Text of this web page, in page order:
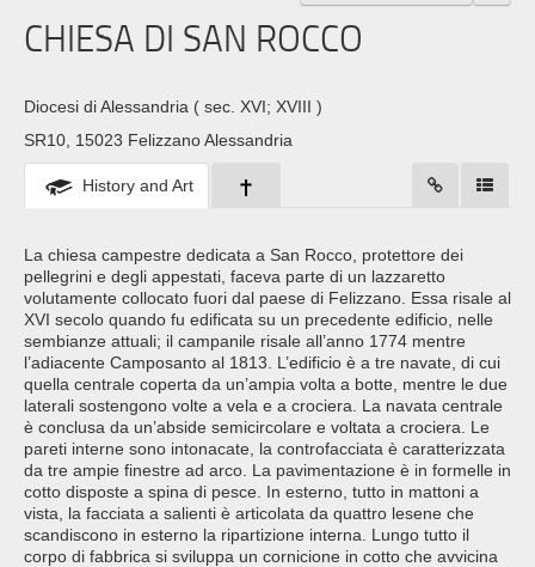
CHIESA DI SAN ROCCO
Diocesi di Alessandria ( sec. XVI; XVIII )
SR10, 15023 Felizzano Alessandria
History and Art
La chiesa campestre dedicata a San Rocco, protettore dei
pellegrini e degli appestati, faceva parte di un lazzaretto
volutamente collocato fuori dal paese di Felizzano. Essa risale al
XVI secolo quando fu edificata su un precedente edificio, nelle
sembianze attuali; il campanile risale all’anno 1774 mentre
l’adiacente Camposanto al 1813. L’edificio è a tre navate, di cui
quella centrale coperta da un’ampia volta a botte, mentre le due
laterali sostengono volte a vela e a crociera. La navata centrale
è conclusa da un’abside semicircolare e voltata a crociera. Le
pareti interne sono intonacate, la controfacciata è caratterizzata
da tre ampie finestre ad arco. La pavimentazione è in formelle in
cotto disposte a spina di pesce. In esterno, tutto in mattoni a
vista, la facciata a salienti è articolata da quattro lesene che
scandiscono in esterno la ripartizione interna. Lungo tutto il
corpo di fabbrica si sviluppa un cornicione in cotto che avvicina